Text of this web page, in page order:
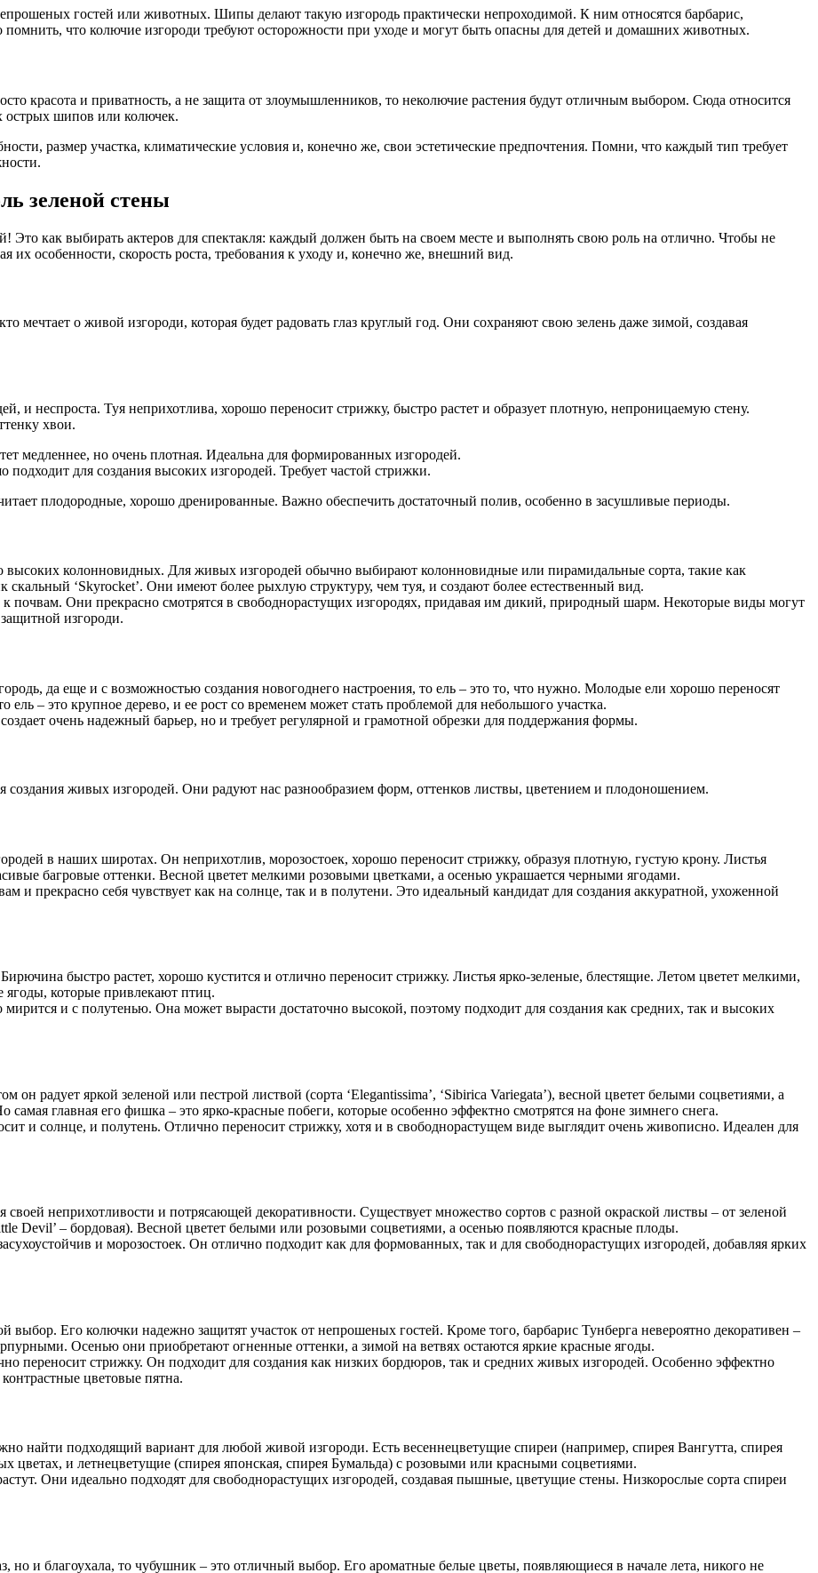
гостей или животных. Шипы делают такую изгородь практически непроходимой. К ним относятся барбарис,
что колючие изгороди требуют осторожности при уходе и могут быть опасны для детей и домашних животных.
красота и приватность, а не защита от злоумышленников, то неколючие растения будут отличным выбором. Сюда относится
шипов или колючек.
размер участка, климатические условия и, конечно же, свои эстетические предпочтения. Помни, что каждый тип требует
зеленой стены
как выбирать актеров для спектакля: каждый должен быть на своем месте и выполнять свою роль на отлично. Чтобы не
их особенности, скорость роста, требования к уходу и, конечно же, внешний вид.
мечтает о живой изгороди, которая будет радовать глаз круглый год. Они сохраняют свою зелень даже зимой, создавая
неспроста. Туя неприхотлива, хорошо переносит стрижку, быстро растет и образует плотную, непроницаемую стену.
хвои.
медленнее, но очень плотная. Идеальна для формированных изгородей.
подходит для создания высоких изгородей. Требует частой стрижки.
плодородные, хорошо дренированные. Важно обеспечить достаточный полив, особенно в засушливые периоды.
колонновидных. Для живых изгородей обычно выбирают колонновидные или пирамидальные сорта, такие как
‘Skyrocket’. Они имеют более рыхлую структуру, чем туя, и создают более естественный вид.
почвам. Они прекрасно смотрятся в свободнорастущих изгородях, придавая им дикий, природный шарм. Некоторые виды могут
изгороди.
да еще и с возможностью создания новогоднего настроения, то ель – это то, что нужно. Молодые ели хорошо переносят
– это крупное дерево, и ее рост со временем может стать проблемой для небольшого участка.
очень надежный барьер, но и требует регулярной и грамотной обрезки для поддержания формы.
живых изгородей. Они радуют нас разнообразием форм, оттенков листвы, цветением и плодоношением.
в наших широтах. Он неприхотлив, морозостоек, хорошо переносит стрижку, образуя плотную, густую крону. Листья
багровые оттенки. Весной цветет мелкими розовыми цветками, а осенью украшается черными ягодами.
и прекрасно себя чувствует как на солнце, так и в полутени. Это идеальный кандидат для создания аккуратной, ухоженной
быстро растет, хорошо кустится и отлично переносит стрижку. Листья ярко-зеленые, блестящие. Летом цветет мелкими,
которые привлекают птиц.
и с полутенью. Она может вырасти достаточно высокой, поэтому подходит для создания как средних, так и высоких
он радует яркой зеленой или пестрой листвой (сорта ‘Elegantissima’, ‘Sibirica Variegata’), весной цветет белыми соцветиями, а
главная его фишка – это ярко-красные побеги, которые особенно эффектно смотрятся на фоне зимнего снега.
и солнце, и полутень. Отлично переносит стрижку, хотя и в свободнорастущем виде выглядит очень живописно. Идеален для
своей неприхотливости и потрясающей декоративности. Существует множество сортов с разной окраской листвы – от зеленой
Devil’ – бордовая). Весной цветет белыми или розовыми соцветиями, а осенью появляются красные плоды.
и морозостоек. Он отлично подходит как для формованных, так и для свободнорастущих изгородей, добавляя ярких
выбор. Его колючки надежно защитят участок от непрошеных гостей. Кроме того, барбарис Тунберга невероятно декоративен –
Осенью они приобретают огненные оттенки, а зимой на ветвях остаются яркие красные ягоды.
переносит стрижку. Он подходит для создания как низких бордюров, так и средних живых изгородей. Особенно эффектно
цветовые пятна.
найти подходящий вариант для любой живой изгороди. Есть весеннецветущие спиреи (например, спирея Вангутта, спирея
цветах, и летнецветущие (спирея японская, спирея Бумальда) с розовыми или красными соцветиями.
Они идеально подходят для свободнорастущих изгородей, создавая пышные, цветущие стены. Низкорослые сорта спиреи
но и благоухала, то чубушник – это отличный выбор. Его ароматные белые цветы, появляющиеся в начале лета, никого не